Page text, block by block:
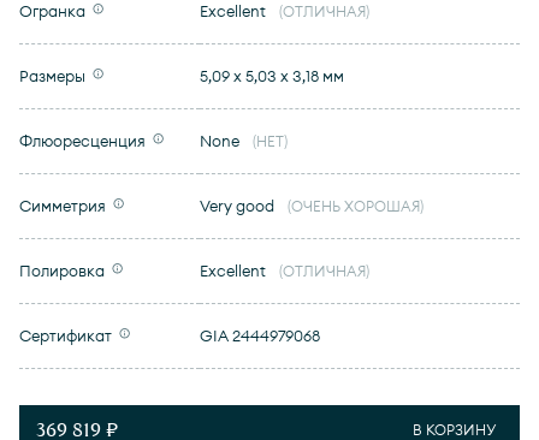
Огранка Excellent (ОТЛИЧНАЯ)
Размеры 5,09 x 5,03 x 3,18 мм
Флюоресценция None (НЕТ)
Симметрия Very good (ОЧЕНЬ ХОРОШАЯ)
Полировка Excellent (ОТЛИЧНАЯ)
Сертификат GIA 2444979068
369 819 ₽ В КОРЗИНУ